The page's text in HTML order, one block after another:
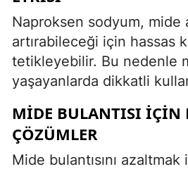
Naproksen sodyum, mide
artırabileceği için hassas
tetikleyebilir. Bu nedenle
yaşayanlarda dikkatli
MIDE BULANTISI İÇIN
ÇÖZÜMLER
Mide bulantısını